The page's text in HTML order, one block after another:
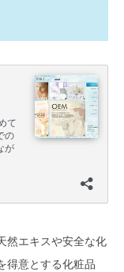
然エキスや安全な化
得意とする化粧品